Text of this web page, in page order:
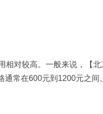
相对较高。一般来说，【
常在600元到1200元之间